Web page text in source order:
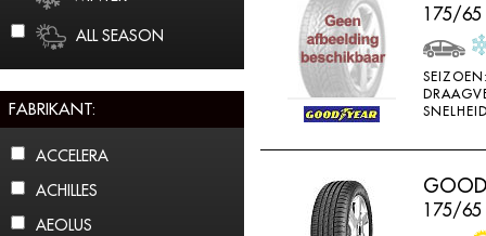
ALL SEASON
FABRIKANT:
ACCELERA
ACHILLES
AEOLUS
175/65
175/65